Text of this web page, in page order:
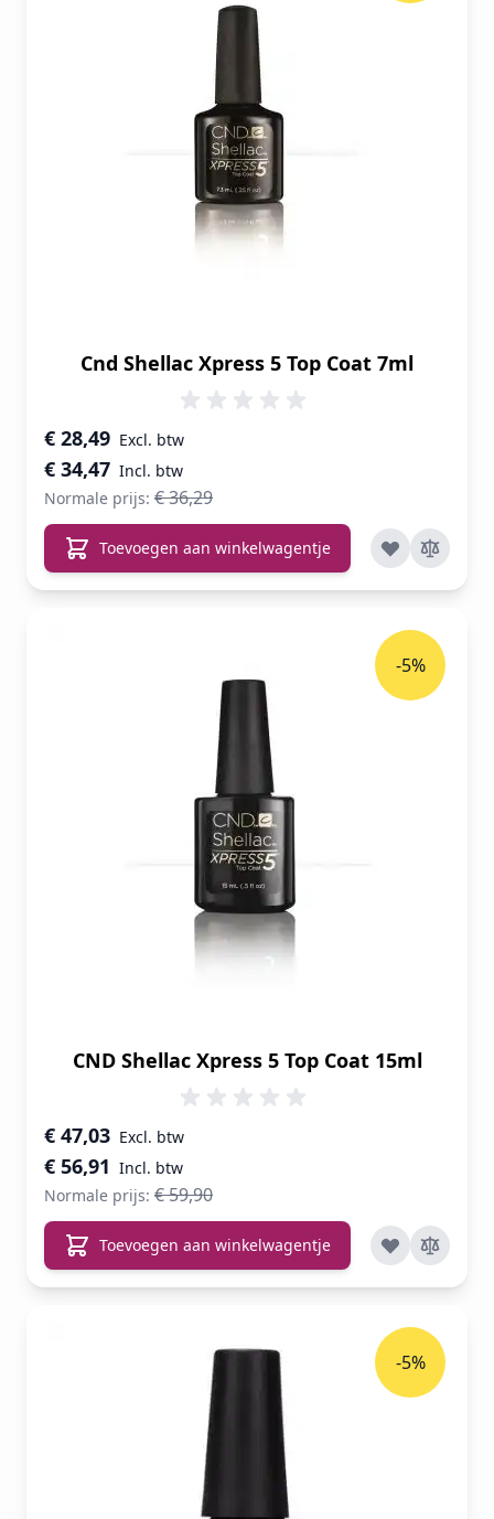
Cnd Shellac Xpress 5 Top Coat 7ml
Speciale prijs
€ 34,47
€ 28,49
Normale prijs: € 36,29
Toevoegen aan winkelwagentje
CND Shellac Xpress 5 Top Coat 15ml
Speciale prijs
€ 56,91
€ 47,03
Normale prijs: € 59,90
-5%
Toevoegen aan winkelwagentje
-5%